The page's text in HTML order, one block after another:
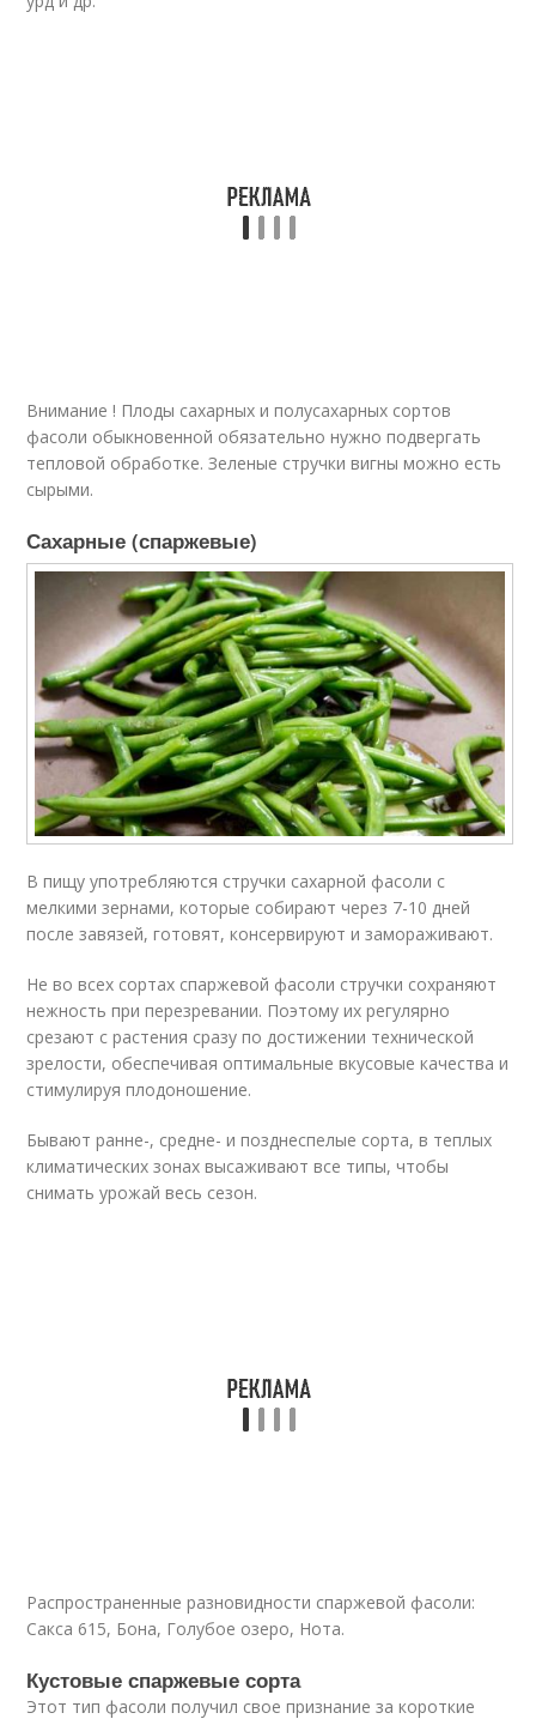
Внимание ! Плоды сахарных и полусахарных сортов
фасоли обыкновенной обязательно нужно подвергать
тепловой обработке. Зеленые стручки вигны можно есть
сырыми.
Сахарные (спаржевые)
В пищу употребляются стручки сахарной фасоли с
мелкими зернами, которые собирают через 7-10 дней
после завязей, готовят, консервируют и замораживают.
Не во всех сортах спаржевой фасоли стручки сохраняют
нежность при перезревании. Поэтому их регулярно
срезают с растения сразу по достижении технической
зрелости, обеспечивая оптимальные вкусовые качества и
стимулируя плодоношение.
Бывают ранне-, средне- и позднеспелые сорта, в теплых
климатических зонах высаживают все типы, чтобы
снимать урожай весь сезон.
Распространенные разновидности спаржевой фасоли:
Сакса 615, Бона, Голубое озеро, Нота.
Кустовые спаржевые сорта
Этот тип фасоли получил свое признание за короткие